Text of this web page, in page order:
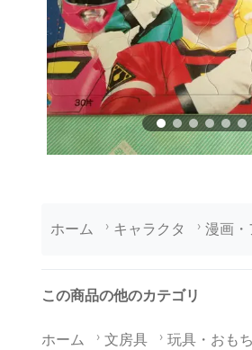
ホーム キャラクタ 漫画・
この商品の他のカテゴリ
ホーム 文房具 玩具・おも